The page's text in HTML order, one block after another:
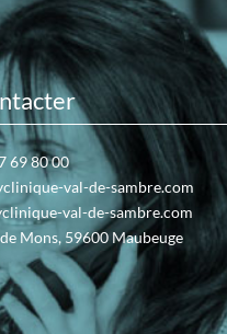
69 80 00
val-de-sambre.com
val-de-sambre.com
Mons, 59600 Maubeuge